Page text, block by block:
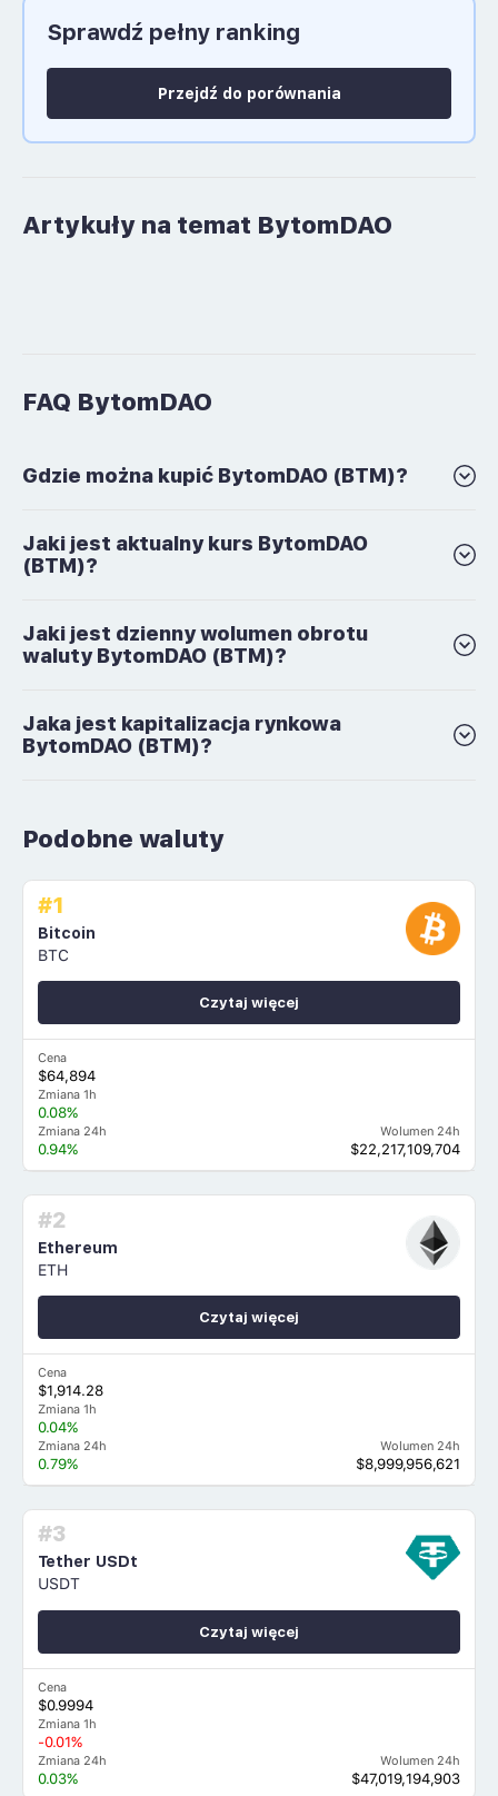
Język polski: NIE
Sprawdź pełny ranking
Przejdź do porównania
Artykuły na temat BytomDAO
FAQ BytomDAO
Gdzie można kupić BytomDAO (BTM)?
Jaki jest aktualny kurs BytomDAO
(BTM)?
Jaki jest dzienny wolumen obrotu
waluty BytomDAO (BTM)?
Jaka jest kapitalizacja rynkowa
BytomDAO (BTM)?
Podobne waluty
#1
Bitcoin
BTC
Cena
$64,894
Zmiana 1h
0.08%
Zmiana 24h
0.94%
Wolumen 24h
$22,217,109,704
Czytaj więcej
#2
Ethereum
ETH
Cena
$1,914.28
Zmiana 1h
0.04%
Zmiana 24h
0.79%
Wolumen 24h
$8,999,956,621
Czytaj więcej
#3
Tether USDt
USDT
Cena
$0.9994
Zmiana 1h
-0.01%
Zmiana 24h
0.03%
Wolumen 24h
$47,019,194,903
Czytaj więcej